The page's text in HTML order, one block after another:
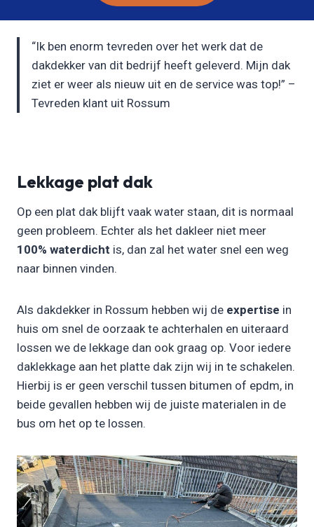
“Ik ben enorm tevreden over het werk dat de
dakdekker van dit bedrijf heeft geleverd. Mijn dak
ziet er weer als nieuw uit en de service was top!” –
Tevreden klant uit Rossum
Lekkage plat dak
Op een plat dak blijft vaak water staan, dit is normaal
geen probleem. Echter als het dakleer niet meer
100% waterdicht is, dan zal het water snel een weg
naar binnen vinden.
Als dakdekker in Rossum hebben wij de expertise in
huis om snel de oorzaak te achterhalen en uiteraard
lossen we de lekkage dan ook graag op. Voor iedere
daklekkage aan het platte dak zijn wij in te schakelen.
Hierbij is er geen verschil tussen bitumen of epdm, in
beide gevallen hebben wij de juiste materialen in de
bus om het op te lossen.